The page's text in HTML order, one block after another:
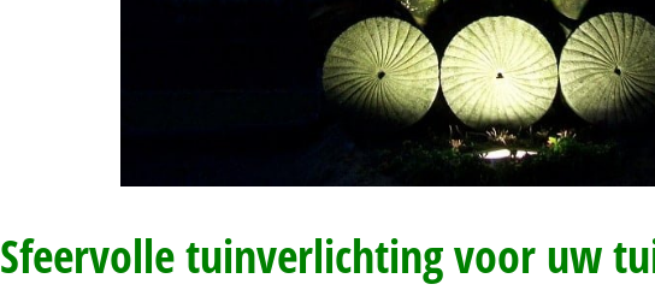
Sfeervolle tuinverlichting voor uw